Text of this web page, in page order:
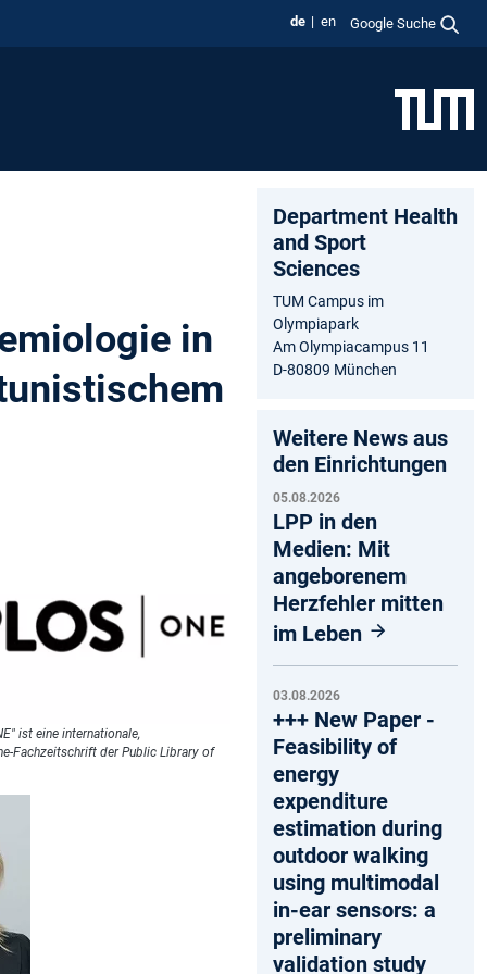
de en Google Suche
in
ist eine internationale,
Fachzeitschrift der Public Library of
Department Health
and Sport
Sciences
TUM Campus im
Olympiapark
Am Olympiacampus 11
D-80809 München
Weitere News aus
den Einrichtungen
05.08.2026
LPP in den
Medien: Mit
angeborenem
Herzfehler mitten
im Leben
03.08.2026
+++ New Paper -
Feasibility of
energy
expenditure
estimation during
outdoor walking
using multimodal
in-ear sensors: a
preliminary
validation study